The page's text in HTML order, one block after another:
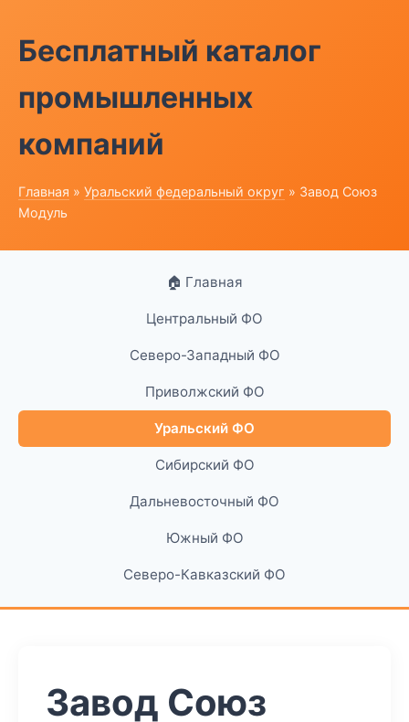
Бесплатный каталог
промышленных
компаний
Главная » Уральский федеральный округ » Завод Союз
Модуль
🏠 Главная
Центральный ФО
Северо-Западный ФО
Приволжский ФО
Уральский ФО
Сибирский ФО
Дальневосточный ФО
Южный ФО
Северо-Кавказский ФО
Завод Союз